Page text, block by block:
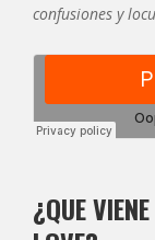
confusiones y
¿QUE